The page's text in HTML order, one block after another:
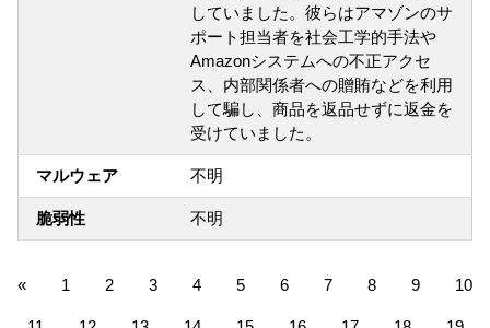
していました。彼らはアマゾンのサ
ポート担当者を社会工学的手法や
Amazonシステムへの不正アクセ
ス、内部関係者への贈賄などを利用
して騙し、商品を返品せずに返金を
受けていました。
マルウェア 不明
脆弱性 不明
« 1 2 3 4 5 6 7 8 9 10